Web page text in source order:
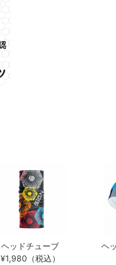
ヘッドチューブ
¥1,980（税込）
ヘ